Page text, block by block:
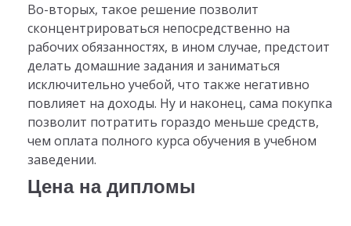
Во-вторых, такое решение позволит
сконцентрироваться непосредственно на
рабочих обязанностях, в ином случае, предстоит
делать домашние задания и заниматься
исключительно учебой, что также негативно
повлияет на доходы. Ну и наконец, сама покупка
позволит потратить гораздо меньше средств,
чем оплата полного курса обучения в учебном
заведении.
Цена на дипломы